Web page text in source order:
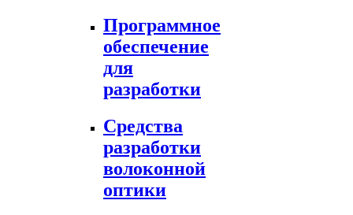
Программное
обеспечение
для
разработки
Средства
разработки
волоконной
оптики